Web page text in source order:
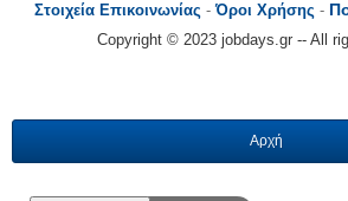
Στοιχεία Επικοινωνίας -Όροι Χρήσης -
Copyright © 2023 jobdays.gr -- All
Αρχή